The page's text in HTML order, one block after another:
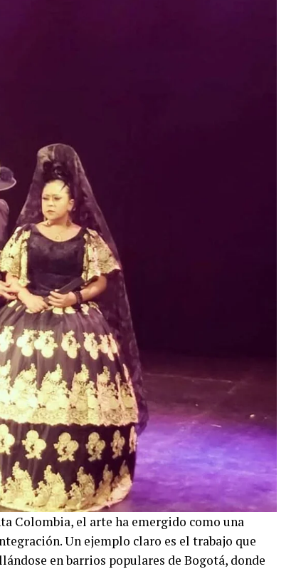
Colombia, el arte ha emergido como una
Un ejemplo claro es el trabajo que
en barrios populares de Bogotá, donde